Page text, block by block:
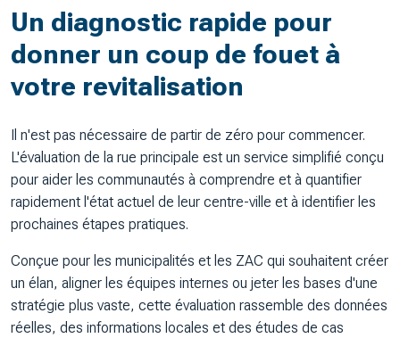
Un diagnostic rapide pour
donner un coup de fouet à
votre revitalisation
Il n'est pas nécessaire de partir de zéro pour commencer.
L'évaluation de la rue principale est un service simplifié conçu
pour aider les communautés à comprendre et à quantifier
rapidement l'état actuel de leur centre-ville et à identifier les
prochaines étapes pratiques.
Conçue pour les municipalités et les ZAC qui souhaitent créer
un élan, aligner les équipes internes ou jeter les bases d'une
stratégie plus vaste, cette évaluation rassemble des données
réelles, des informations locales et des études de cas